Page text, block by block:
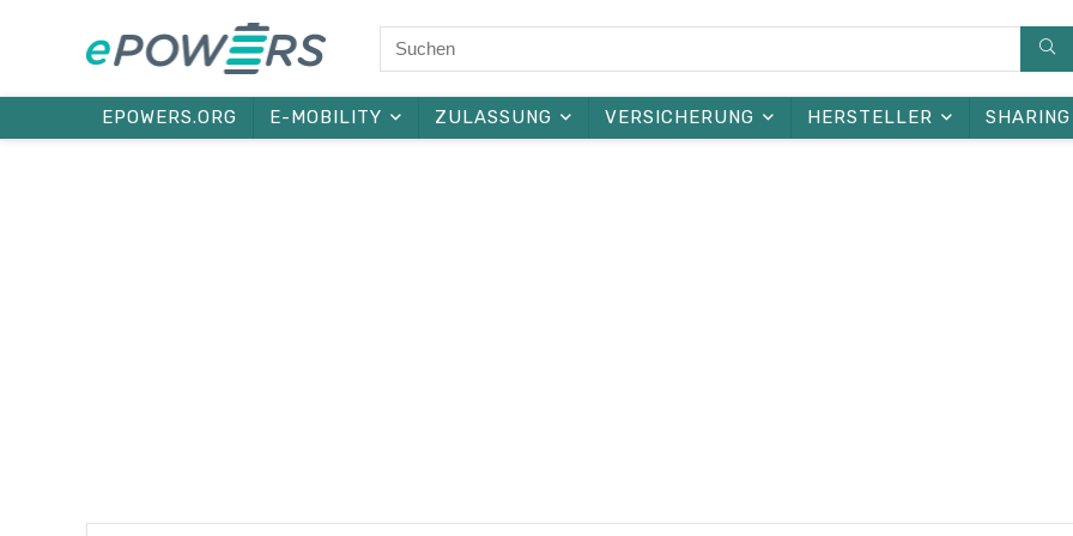
EPOWERS.ORG E-MOBILITY ZULASSUNG VERSICHERUNG HERSTELLER SHARING